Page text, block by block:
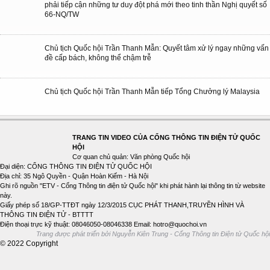
phải tiếp cận những tư duy đột phá mới theo tinh thần Nghị quyết số
66-NQ/TW
Chủ tịch Quốc hội Trần Thanh Mẫn: Quyết tâm xử lý ngay những vấn
đề cấp bách, không thể chậm trễ
Chủ tịch Quốc hội Trần Thanh Mẫn tiếp Tổng Chưởng lý Malaysia
TRANG TIN VIDEO CỦA CỔNG THÔNG TIN ĐIỆN TỬ QUỐC
HỘI
Cơ quan chủ quản: Văn phòng Quốc hội
Đại diện: CỔNG THÔNG TIN ĐIỆN TỬ QUỐC HỘI
Địa chỉ: 35 Ngô Quyền - Quận Hoàn Kiếm - Hà Nội
Ghi rõ nguồn "ETV - Cổng Thông tin điện tử Quốc hội" khi phát hành lại thông tin từ website
này.
Giấy phép số 18/GP-TTĐT ngày 12/3/2015 CỤC PHÁT THANH,TRUYỀN HÌNH VÀ
THÔNG TIN ĐIỆN TỬ - BTTTT
Điện thoại trực kỹ thuật: 08046050-08046338 Email: hotro@quochoi.vn
Trang được phát triển bởi Nguyễn Kiên Trung - Cổng Thông tin Điện tử Quốc hội
© 2022 Copyright